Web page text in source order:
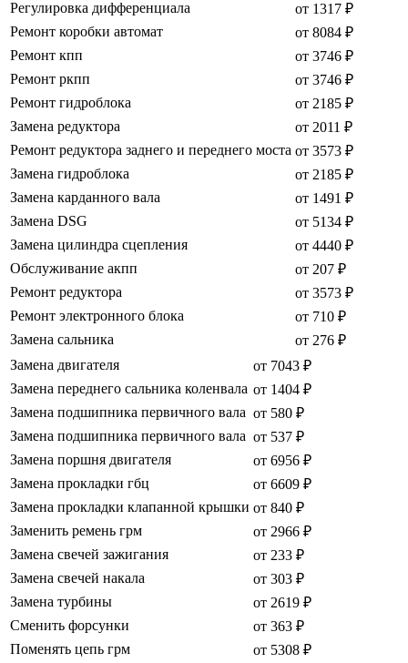
Регулировка дифференциала
от 1317 ₽
Ремонт коробки автомат
от 8084 ₽
Ремонт кпп
от 3746 ₽
Ремонт ркпп
от 3746 ₽
Ремонт гидроблока
от 2185 ₽
Замена редуктора
от 2011 ₽
Ремонт редуктора заднего и переднего моста от 3573 ₽
Замена гидроблока
от 2185 ₽
Замена карданного вала
от 1491 ₽
Замена DSG
от 5134 ₽
Замена цилиндра сцепления
от 4440 ₽
Обслуживание акпп
от 207 ₽
Ремонт редуктора
от 3573 ₽
Ремонт электронного блока
от 710 ₽
Замена сальника
от 276 ₽
Замена двигателя
от 7043 ₽
Замена переднего сальника коленвала от 1404 ₽
Замена подшипника первичного вала от 580 ₽
Замена подшипника первичного вала от 537 ₽
Замена поршня двигателя
от 6956 ₽
Замена прокладки гбц
от 6609 ₽
Замена прокладки клапанной крышки от 840 ₽
Заменить ремень грм
от 2966 ₽
Замена свечей зажигания
от 233 ₽
Замена свечей накала
от 303 ₽
Замена турбины
от 2619 ₽
Сменить форсунки
от 363 ₽
Поменять цепь грм
от 5308 ₽